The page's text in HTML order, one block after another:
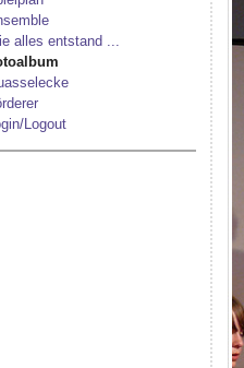
alles entstand ...
Logout